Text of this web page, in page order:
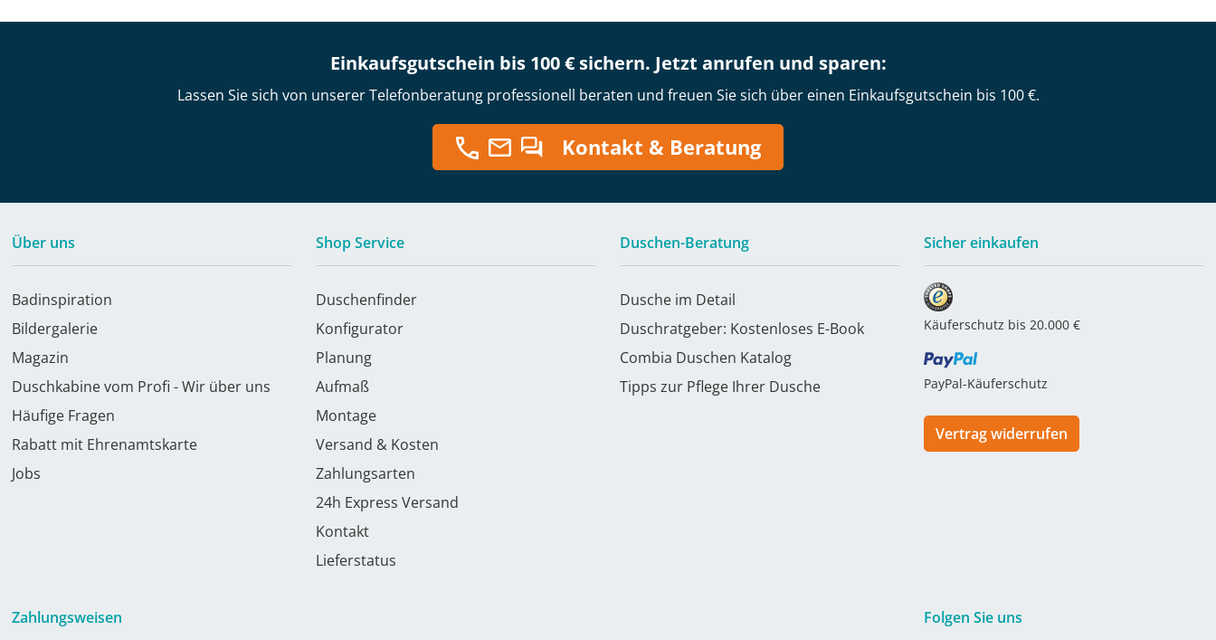
Einkaufsgutschein bis 100 € sichern. Jetzt anrufen und sparen:
Lassen Sie sich von unserer Telefonberatung professionell beraten und freuen Sie sich über einen Einkaufsgutschein bis 100 €.
Kontakt & Beratung
Über uns
Badinspiration
Bildergalerie
Magazin
Duschkabine vom Profi - Wir über uns
Häufige Fragen
Rabatt mit Ehrenamtskarte
Jobs
Shop Service
Duschenfinder
Konfigurator
Planung
Aufmaß
Montage
Versand & Kosten
Zahlungsarten
24h Express Versand
Kontakt
Lieferstatus
Duschen-Beratung
Dusche im Detail
Duschratgeber: Kostenloses E-Book
Combia Duschen Katalog
Tipps zur Pflege Ihrer Dusche
Sicher einkaufen
Käuferschutz bis 20.000 €
PayPal-Käuferschutz
Vertrag widerrufen
Zahlungsweisen Folgen Sie uns